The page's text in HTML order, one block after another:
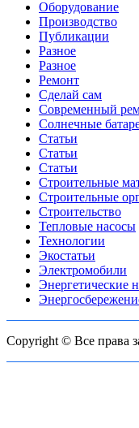
Оборудование
Производство
Публикации
Разное
Разное
Ремонт
Сделай сам
Современный
Солнечные
Статьи
Статьи
Статьи
Строительные
Строительные
Строительство
Тепловые насосы
Технологии
Экостатьи
Электромобили
Энергетические
Copyright © Все права